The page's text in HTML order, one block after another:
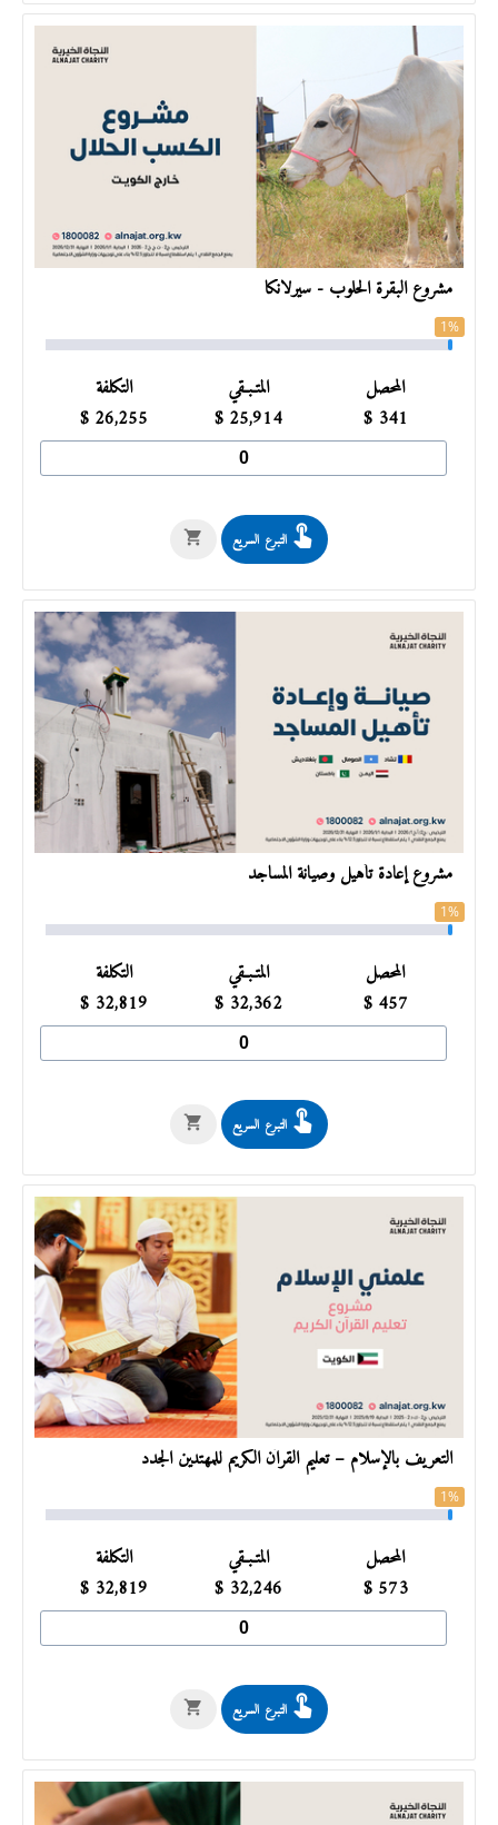
مشروع البقرة الحلوب - سيرلانكا
1%
المحصل
341
$
المتـبـقي
25,914
$
التكلفة
26,255
$
التبرع السريع
مشروع إعادة تأهيل وصيانة المساجد
1%
المحصل
457
$
المتـبـقي
32,362
$
التكلفة
32,819
$
التبرع السريع
​التعريف بالإسلام – تعليم القرآن الكريم للمهتدين الجدد
1%
المحصل
573
$
المتـبـقي
32,246
$
التكلفة
32,819
$
التبرع السريع